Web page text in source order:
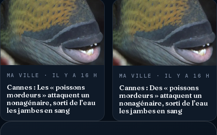
MA VILLE · IL Y A 16 H
Cannes : Les « poissons
mordeurs » attaquent un
nonagénaire, sorti de l’eau
les jambes en sang
MA VILLE · IL Y A 16 H
Cannes : Des « poissons
mordeurs » attaquent un
nonagénaire, sorti de l’eau
les jambes en sang